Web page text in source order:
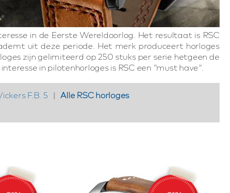
in de Eerste Wereldoorlog. Het resultaat is RSC
uit deze periode. Het merk produceert horloges
zijn gelimiteerd op 250 stuks per serie hetgeen de
in pilotenhorloges is RSC een "must have".
F.B. 5 | Alle RSC horloges